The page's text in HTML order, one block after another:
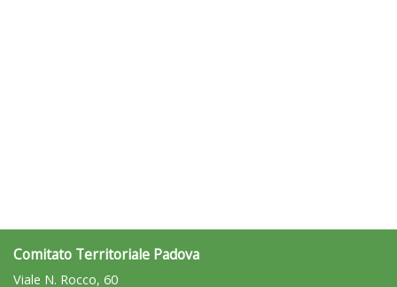
Comitato Territoriale Padova
Viale N. Rocco, 60